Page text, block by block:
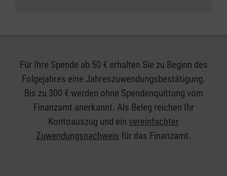
Für Ihre Spende ab 50 € erhalten Sie zu Beginn des
Folgejahres eine Jahreszuwendungsbestätigung.
Bis zu 300 € werden ohne Spendenquittung vom
Finanzamt anerkannt. Als Beleg reichen Ihr
Kontoauszug und ein vereinfachter
Zuwendungsnachweis für das Finanzamt.